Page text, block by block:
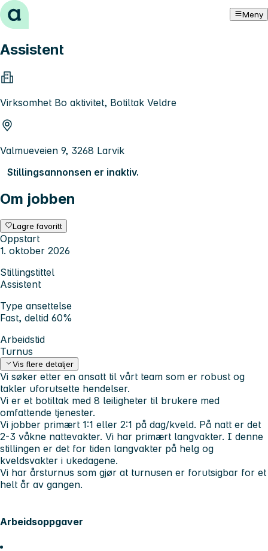
Hopp til innhold Meny
Assistent
Virksomhet Bo aktivitet, Botiltak Veldre
Valmueveien 9, 3268 Larvik
Stillingsannonsen er inaktiv.
Om jobben
Lagre favoritt
Oppstart
1. oktober 2026
Stillingstittel
Assistent
Type ansettelse
Fast, deltid 60%
Arbeidstid
Turnus
Vis flere detaljer
Vi søker etter en ansatt til vårt team som er robust og
takler uforutsette hendelser.
Vi er et botiltak med 8 leiligheter til brukere med
omfattende tjenester.
Vi jobber primært 1:1 eller 2:1 på dag/kveld. På natt er det
2-3 våkne nattevakter. Vi har primært langvakter. I denne
stillingen er det for tiden langvakter på helg og
kveldsvakter i ukedagene.
Vi har årsturnus som gjør at turnusen er forutsigbar for et
helt år av gangen.
Arbeidsoppgaver